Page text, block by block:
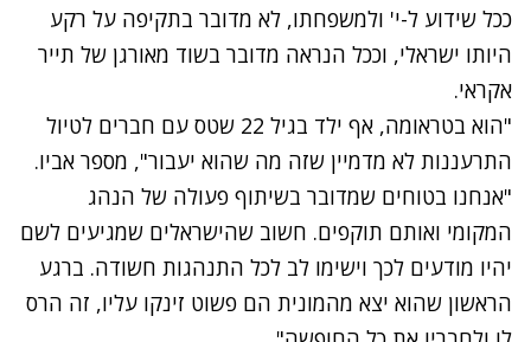
ככל שידוע ל-י' ולמשפחתו, לא מדובר בתקיפה על רקע
היותו ישראלי, וככל הנראה מדובר בשוד מאורגן של תייר
אקראי.
"הוא בטראומה, אף ילד בגיל 22 שטס עם חברים לטיול
התרעננות לא מדמיין שזה מה שהוא יעבור", מספר אביו.
"אנחנו בטוחים שמדובר בשיתוף פעולה של הנהג
המקומי ואותם תוקפים. חשוב שהישראלים שמגיעים לשם
יהיו מודעים לכך וישימו לב לכל התנהגות חשודה. ברגע
הראשון שהוא יצא מהמונית הם פשוט זינקו עליו, זה הרס